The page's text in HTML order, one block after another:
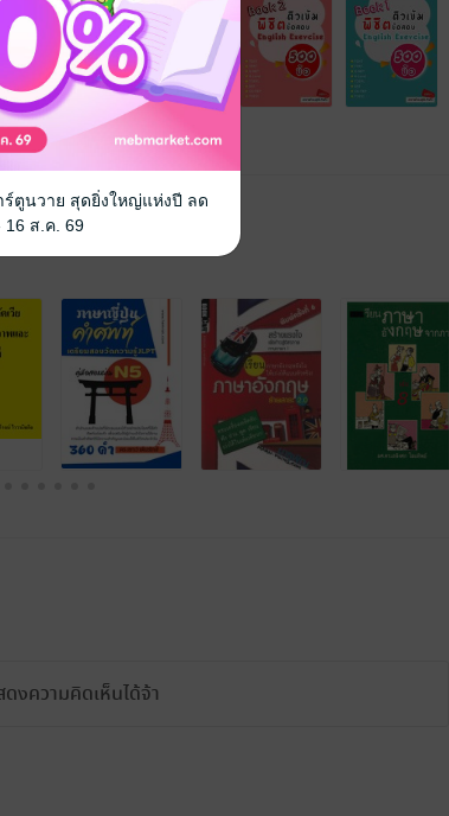
ดงความคิดเห็นได้จ้า
ร์ตูนวาย สุดยิ่งใหญ่แห่งปี ลด
ส.ค. 69